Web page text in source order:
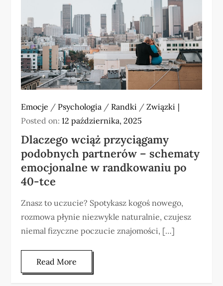
Emocje / Psychologia / Randki /Związki
Posted on:12 października, 2025
Dlaczego wciąż przyciągamy
podobnych partnerów – schematy
emocjonalne w randkowaniu po
40-tce
Znasz to uczucie? Spotykasz kogoś nowego,
rozmowa płynie niezwykle naturalnie, czujesz
niemal fizyczne poczucie znajomości, […]
Read More